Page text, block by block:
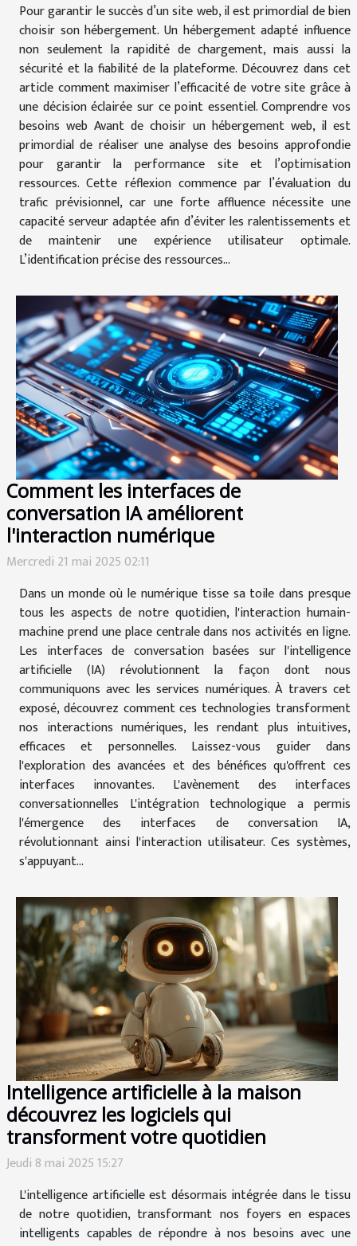
Pour garantir le succès d’un site web, il est primordial de bien
choisir son hébergement. Un hébergement adapté influence
non seulement la rapidité de chargement, mais aussi la
sécurité et la fiabilité de la plateforme. Découvrez dans cet
article comment maximiser l’efficacité de votre site grâce à
une décision éclairée sur ce point essentiel. Comprendre vos
besoins web Avant de choisir un hébergement web, il est
primordial de réaliser une analyse des besoins approfondie
pour garantir la performance site et l’optimisation
ressources. Cette réflexion commence par l’évaluation du
trafic prévisionnel, car une forte affluence nécessite une
capacité serveur adaptée afin d’éviter les ralentissements et
de maintenir une expérience utilisateur optimale.
L’identification précise des ressources...
Comment les interfaces de
conversation IA améliorent
l'interaction numérique
Mercredi 21 mai 2025 02:11
Dans un monde où le numérique tisse sa toile dans presque
tous les aspects de notre quotidien, l'interaction humain-
machine prend une place centrale dans nos activités en ligne.
Les interfaces de conversation basées sur l'intelligence
artificielle (IA) révolutionnent la façon dont nous
communiquons avec les services numériques. À travers cet
exposé, découvrez comment ces technologies transforment
nos interactions numériques, les rendant plus intuitives,
efficaces et personnelles. Laissez-vous guider dans
l'exploration des avancées et des bénéfices qu'offrent ces
interfaces innovantes. L'avènement des interfaces
conversationnelles L'intégration technologique a permis
l'émergence des interfaces de conversation IA,
révolutionnant ainsi l'interaction utilisateur. Ces systèmes,
s'appuyant...
Intelligence artificielle à la maison
découvrez les logiciels qui
transforment votre quotidien
Jeudi 8 mai 2025 15:27
L'intelligence artificielle est désormais intégrée dans le tissu
de notre quotidien, transformant nos foyers en espaces
intelligents capables de répondre à nos besoins avec une